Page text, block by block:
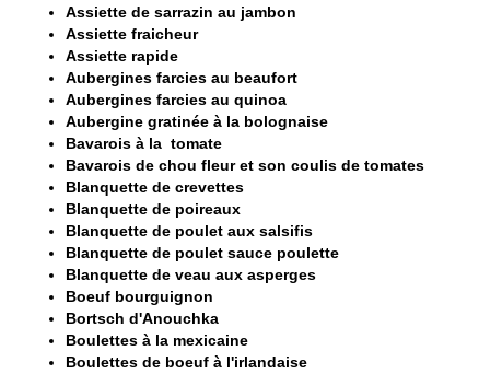
Assiette de sarrazin au jambon
Assiette fraicheur
Assiette rapide
Aubergines farcies au beaufort
Aubergines farcies au quinoa
Aubergine gratinée à la bolognaise
Bavarois à la tomate
Bavarois de chou fleur et son coulis de tomates
Blanquette de crevettes
Blanquette de poireaux
Blanquette de poulet aux salsifis
Blanquette de poulet sauce poulette
Blanquette de veau aux asperges
Boeuf bourguignon
Bortsch d'Anouchka
Boulettes à la mexicaine
Boulettes de boeuf à l'irlandaise